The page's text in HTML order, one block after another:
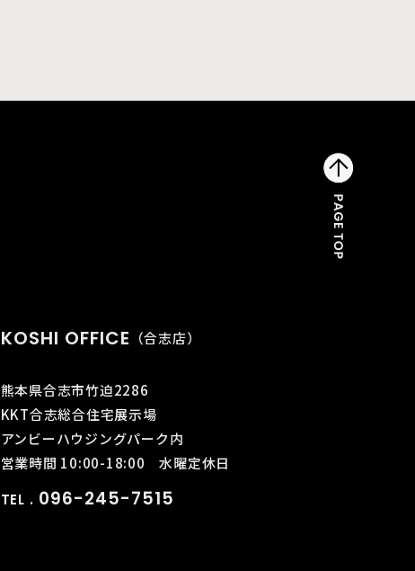
KOSHI OFFICE （合志店）
熊本県合志市竹迫2286
KKT合志総合住宅展示場
アンビーハウジングパーク内
営業時間 10:00-18:00水曜定休日
TEL . 096-245-7515